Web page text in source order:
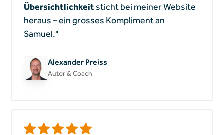
Übersichtlichkeitsticht bei meiner Website
heraus – ein grosses Kompliment an
Samuel."
Alexander Preiss
Autor & Coach